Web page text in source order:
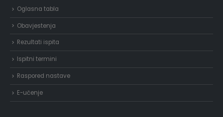
Oglasna tabla
Obavjestenja
Rezultati ispita
Ispitni termini
Raspored nastave
E-učenje